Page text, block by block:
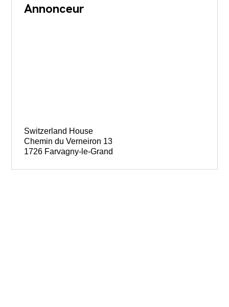
Annonceur
Switzerland House
Chemin du Verneiron 13
1726 Farvagny-le-Grand